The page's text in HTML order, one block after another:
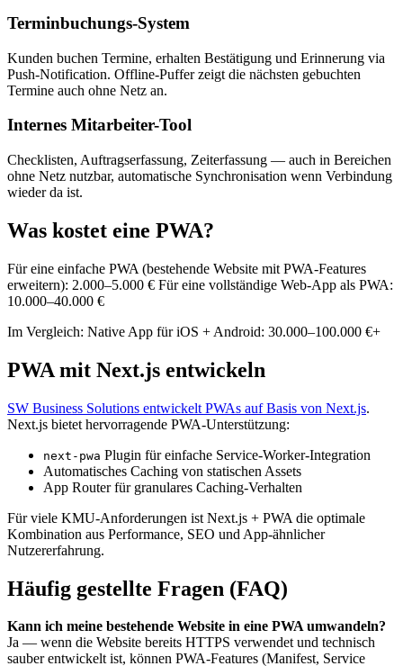
Terminbuchungs-System
Kunden buchen Termine, erhalten Bestätigung und Erinnerung via
Push-Notification. Offline-Puffer zeigt die nächsten gebuchten
Termine auch ohne Netz an.
Internes Mitarbeiter-Tool
Checklisten, Auftragserfassung, Zeiterfassung — auch in Bereichen
ohne Netz nutzbar, automatische Synchronisation wenn Verbindung
wieder da ist.
Was kostet eine PWA?
Für eine einfache PWA (bestehende Website mit PWA-Features
erweitern): 2.000–5.000 € Für eine vollständige Web-App als PWA:
10.000–40.000 €
Im Vergleich: Native App für iOS + Android: 30.000–100.000 €+
PWA mit Next.js entwickeln
SW Business Solutions entwickelt PWAs auf Basis von Next.js.
Next.js bietet hervorragende PWA-Unterstützung:
next-pwa Plugin für einfache Service-Worker-Integration
Automatisches Caching von statischen Assets
App Router für granulares Caching-Verhalten
Für viele KMU-Anforderungen ist Next.js + PWA die optimale
Kombination aus Performance, SEO und App-ähnlicher
Nutzererfahrung.
Häufig gestellte Fragen (FAQ)
Kann ich meine bestehende Website in eine PWA umwandeln?
Ja — wenn die Website bereits HTTPS verwendet und technisch
sauber entwickelt ist, können PWA-Features (Manifest, Service